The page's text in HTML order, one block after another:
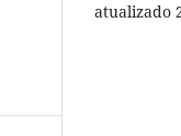
atualizado